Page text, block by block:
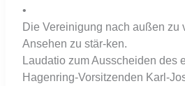
•
Die Vereinigung nach außen zu
Ansehen zu stär-ken.
Laudatio zum Ausscheiden des
Hagenring-Vorsitzenden Karl-